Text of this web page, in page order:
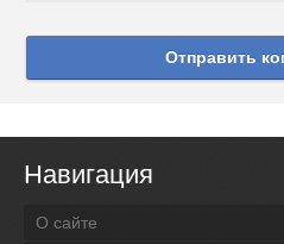
Отправить
Навигация
О сайте